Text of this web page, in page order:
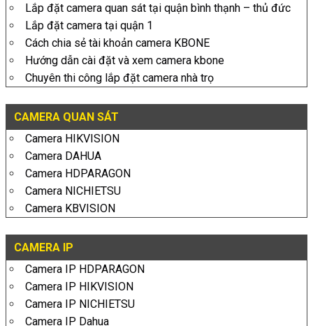
Lắp đặt camera quan sát tại quận bình thạnh – thủ đức
Lắp đặt camera tại quận 1
Cách chia sẻ tài khoản camera KBONE
Hướng dẫn cài đặt và xem camera kbone
Chuyên thi công lắp đặt camera nhà trọ
CAMERA QUAN SÁT
Camera HIKVISION
Camera DAHUA
Camera HDPARAGON
Camera NICHIETSU
Camera KBVISION
CAMERA IP
Camera IP HDPARAGON
Camera IP HIKVISION
Camera IP NICHIETSU
Camera IP Dahua